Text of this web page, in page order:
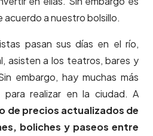
acuerdo a nuestro bolsillo.
pasan sus días en el río,
asisten a los teatros, bares y
embargo, hay muchas más
realizar en la ciudad. A
de precios actualizados de
boliches y paseos entre